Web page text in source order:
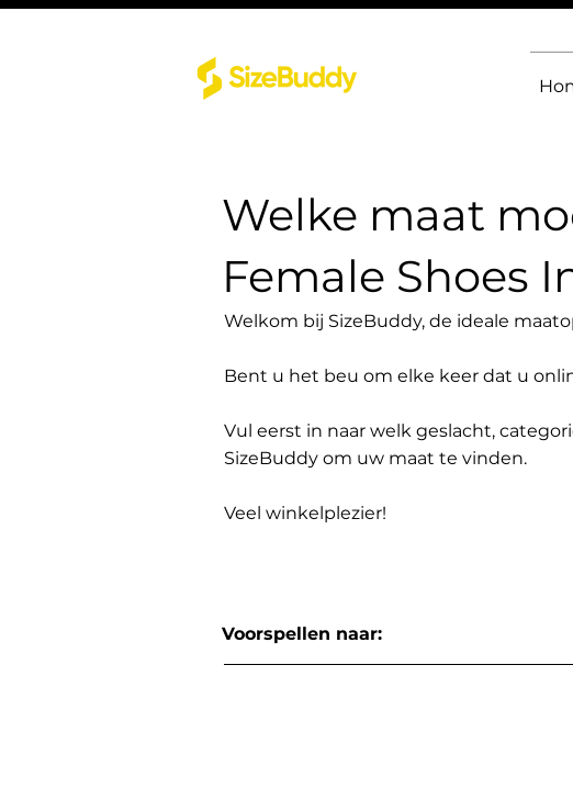
Welke maat
Female Shoes
Welkom bij SizeBuddy, de ideale
Bent u het beu om elke keer dat u
Vul eerst in naar welk geslacht,
SizeBuddy om uw maat te vinden.
Veel winkelplezier!
Voorspellen naar: